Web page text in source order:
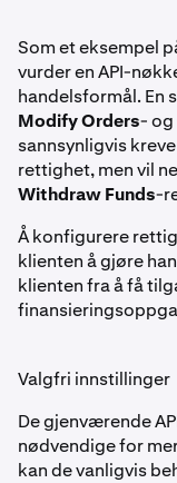
Som et eksempel
vurder en API-
handelsformål. En
Modify Orders- og
sannsynligvis kreve
rettighet, men vil
Withdraw Funds-
Å konfigurere
klienten å gjøre
klienten fra å få
Valgfri innstillinger
De gjenværende
nødvendige for
kan de vanligvis